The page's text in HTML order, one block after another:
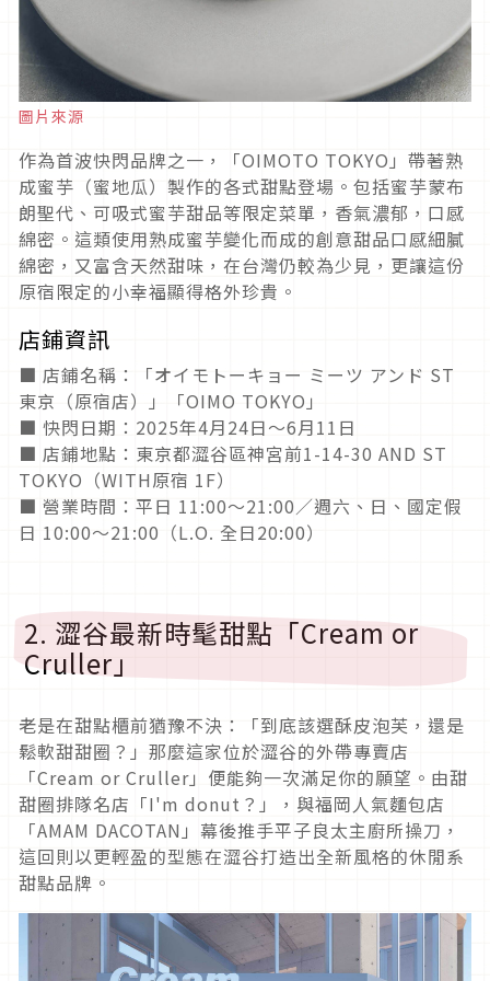
圖片來源
作為首波快閃品牌之一，「OIMOTO TOKYO」帶著熟
成蜜芋（蜜地瓜）製作的各式甜點登場。包括蜜芋蒙布
朗聖代、可吸式蜜芋甜品等限定菜單，香氣濃郁，口感
綿密。這類使用熟成蜜芋變化而成的創意甜品口感細膩
綿密，又富含天然甜味，在台灣仍較為少見，更讓這份
原宿限定的小幸福顯得格外珍貴。
店鋪資訊
■ 店鋪名稱：「オイモトーキョー ミーツ アンド ST
東京（原宿店）」「OIMO TOKYO」
■ 快閃日期：2025年4月24日〜6月11日
■ 店鋪地點：東京都澀谷區神宮前1-14-30 AND ST
TOKYO（WITH原宿 1F）
■ 營業時間：平日 11:00～21:00／週六、日、國定假
日 10:00～21:00（L.O. 全日20:00）
2. 澀谷最新時髦甜點「Cream or
Cruller」
老是在甜點櫃前猶豫不決：「到底該選酥皮泡芙，還是
鬆軟甜甜圈？」那麼這家位於澀谷的外帶專賣店
「Cream or Cruller」便能夠一次滿足你的願望。由甜
甜圈排隊名店「I'm donut？」，與福岡人氣麵包店
「AMAM DACOTAN」幕後推手平子良太主廚所操刀，
這回則以更輕盈的型態在澀谷打造出全新風格的休閒系
甜點品牌。